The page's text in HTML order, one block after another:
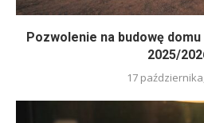
Pozwolenie na budowę
2025/
17